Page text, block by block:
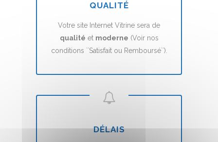
QUALITÉ
Votre site Internet Vitrine sera de
qualité et moderne (Voir nos
conditions ``Satisfait ou Remboursé``).
DÉLAIS